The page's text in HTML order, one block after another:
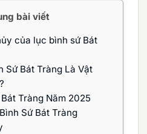
bài viết
của lục bình sứ Bát
Sứ Bát Tràng Là Vật
Tràng Năm 2025
Sứ Bát Tràng